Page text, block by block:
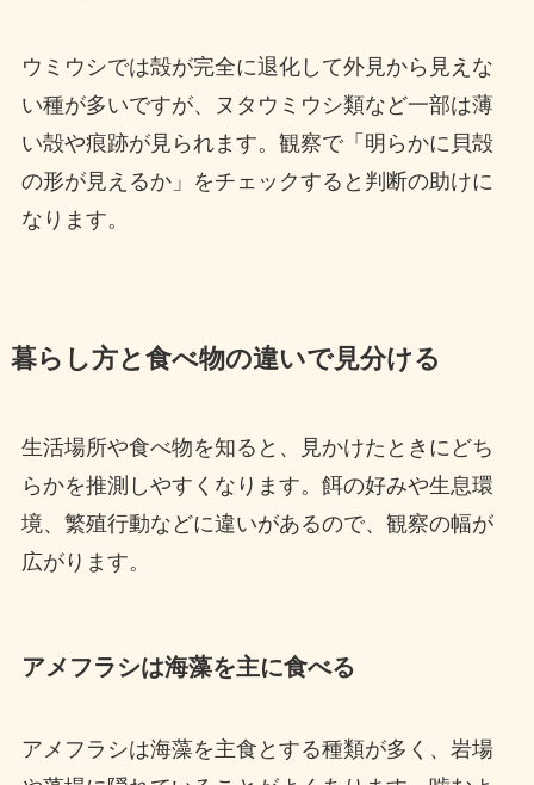
ウミウシでは殻が完全に退化して外見から見えな
い種が多いですが、ヌタウミウシ類など一部は薄
い殻や痕跡が見られます。観察で「明らかに貝殻
の形が見えるか」をチェックすると判断の助けに
なります。
暮らし方と食べ物の違いで見分ける
生活場所や食べ物を知ると、見かけたときにどち
らかを推測しやすくなります。餌の好みや生息環
境、繁殖行動などに違いがあるので、観察の幅が
広がります。
アメフラシは海藻を主に食べる
アメフラシは海藻を主食とする種類が多く、岩場